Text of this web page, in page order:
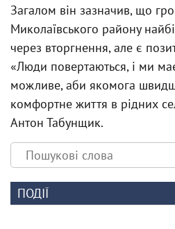
Загалом він зазначив, що
Миколаївського району
через вторгнення, але є
«Люди повертаються, і ми
можливе, аби якомога
комфортне життя в рідних
Антон Табунщик.
ПОДІЇ